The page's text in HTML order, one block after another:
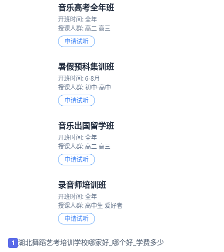
音乐高考全年班
开班时间: 全年
授课人群: 高二 高三
申请试听
暑假预科集训班
开班时间: 6-8月
授课人群: 初中-高中
申请试听
音乐出国留学班
开班时间: 全年
授课人群: 高二 高三
申请试听
录音师培训班
开班时间: 全年
授课人群: 高中生 爱好者
申请试听
1 湖北舞蹈艺考培训学校哪家好_哪个好_学费多少